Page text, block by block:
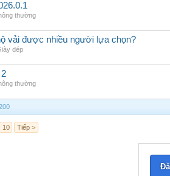
thường
vải được nhiều người lựa chọn?
dép
thường
10 Tiếp >